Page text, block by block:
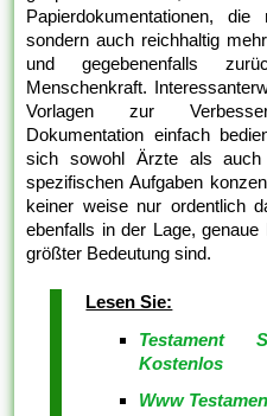
Papierdokumentationen,
sondern auch reichhaltig
und gegebenenfalls
Menschenkraft.
Vorlagen zur
Dokumentation einfach
sich sowohl Ärzte als auch
spezifischen Aufgaben
keiner weise nur ordentlich
ebenfalls in der Lage,
größter Bedeutung sind.
Lesen Sie:
Testament
Kostenlos
Www